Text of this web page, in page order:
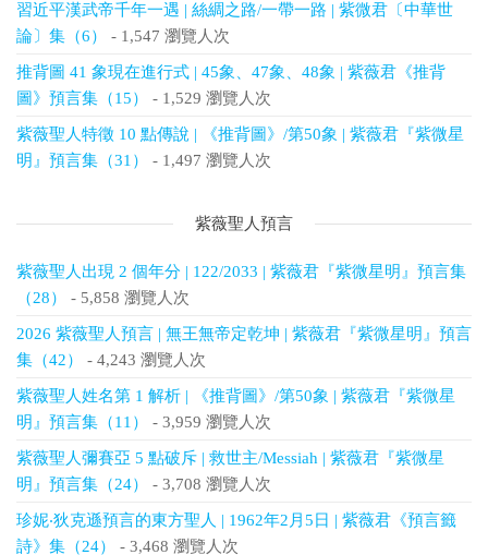
習近平漢武帝千年一遇 | 絲綢之路/一帶一路 | 紫微君〔中華世
論〕集（6）
- 1,547 瀏覽人次
推背圖 41 象現在進行式 | 45象、47象、48象 | 紫薇君《推背
圖》預言集（15）
- 1,529 瀏覽人次
紫薇聖人特徵 10 點傳說 | 《推背圖》/第50象 | 紫薇君『紫微星
明』預言集（31）
- 1,497 瀏覽人次
紫薇聖人預言
紫薇聖人出現 2 個年分 | 122/2033 | 紫薇君『紫微星明』預言集
（28）
- 5,858 瀏覽人次
2026 紫薇聖人預言 | 無王無帝定乾坤 | 紫薇君『紫微星明』預言
集（42）
- 4,243 瀏覽人次
紫薇聖人姓名第 1 解析 | 《推背圖》/第50象 | 紫薇君『紫微星
明』預言集（11）
- 3,959 瀏覽人次
紫薇聖人彌賽亞 5 點破斥 | 救世主/Messiah | 紫薇君『紫微星
明』預言集（24）
- 3,708 瀏覽人次
珍妮‧狄克遜預言的東方聖人 | 1962年2月5日 | 紫薇君《預言籤
詩》集（24）
- 3,468 瀏覽人次